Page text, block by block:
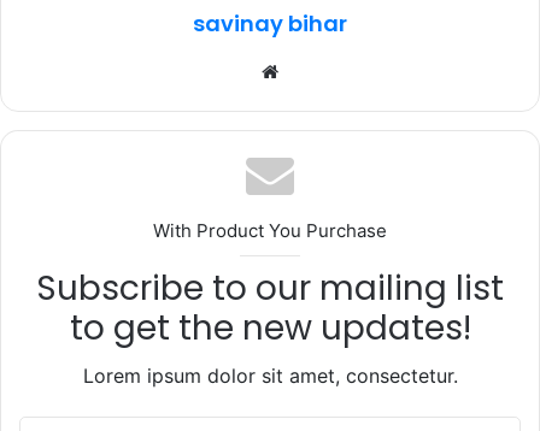
savinay bihar
With Product You Purchase
Subscribe to our mailing list
to get the new updates!
Lorem ipsum dolor sit amet, consectetur.